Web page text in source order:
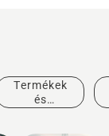
Termékek
és